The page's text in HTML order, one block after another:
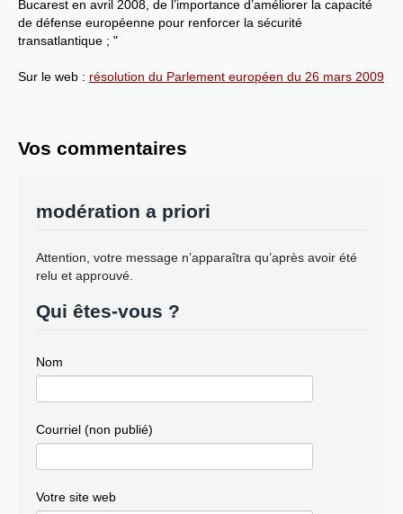
Bucarest en avril 2008, de l’importance d’améliorer la capacité
de défense européenne pour renforcer la sécurité
transatlantique ; "
Sur le web : résolution du Parlement européen du 26 mars 2009
Vos commentaires
modération a priori
Attention, votre message n’apparaîtra qu’après avoir été
relu et approuvé.
Qui êtes-vous ?
Nom
Courriel (non publié)
Votre site web